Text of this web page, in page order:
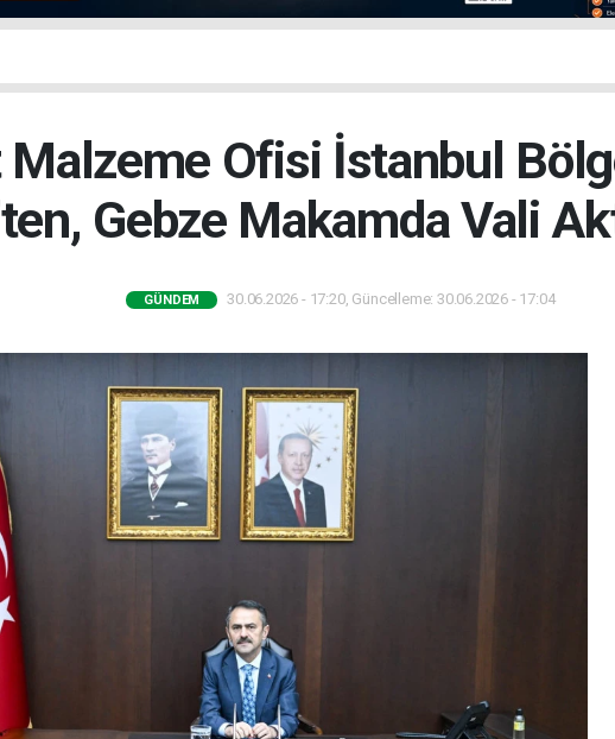
Malzeme Ofisi İstanbul
Gebze Makamda Vali
GÜNDEM 30.06.2026 - 17:20, Güncelleme: 30.06.2026 - 17:04